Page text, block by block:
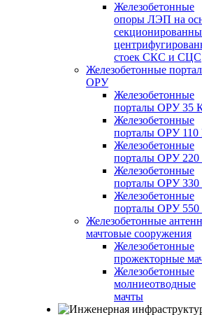
Железобетонные
опоры ЛЭП на
стоек СКС и СЦС
Железобетонные
ОРУ
Железобетонные
порталы ОРУ 35
Железобетонные
порталы ОРУ
Железобетонные
порталы ОРУ
Железобетонные
порталы ОРУ
Железобетонные
порталы ОРУ
Железобетонные
мачтовые сооружения
Железобетонные
прожекторные
Железобетонные
молниеотводные
мачты